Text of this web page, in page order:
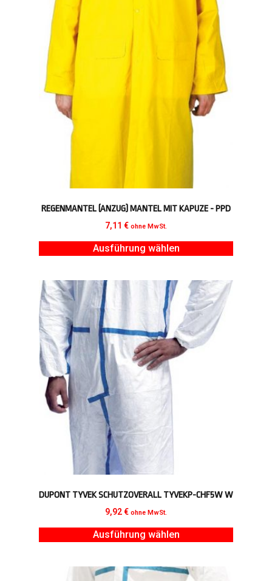
REGENMANTEL (ANZUG) MANTEL MIT KAPUZE - PPD
7,11 € ohne MwSt.
Ausführung wählen
DUPONT TYVEK SCHUTZOVERALL TYVEKP-CHF5W W
9,92€ ohne MwSt.
Ausführung wählen